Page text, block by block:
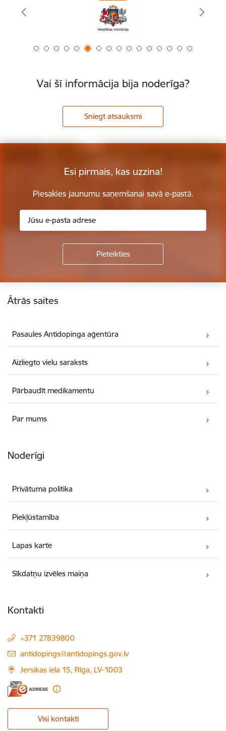
Vai šī informācija bija noderīga?
Sniegt atsauksmi
Esi pirmais, kas uzzina!
Piesakies jaunumu saņemšanai savā e-pastā.
Ātrās saites
Pasaules Antidopinga aģentūra
Aizliegto vielu saraksts
Pārbaudīt medikamentu
Par mums
Noderīgi
Privātuma politika
Piekļūstamība
Lapas karte
Sīkdatņu izvēles maiņa
Kontakti
+371 27839800
E-pasts:
antidopings@antidopings.gov.lv
Jersikas iela 15, Rīga, LV-1003
Visi kontakti